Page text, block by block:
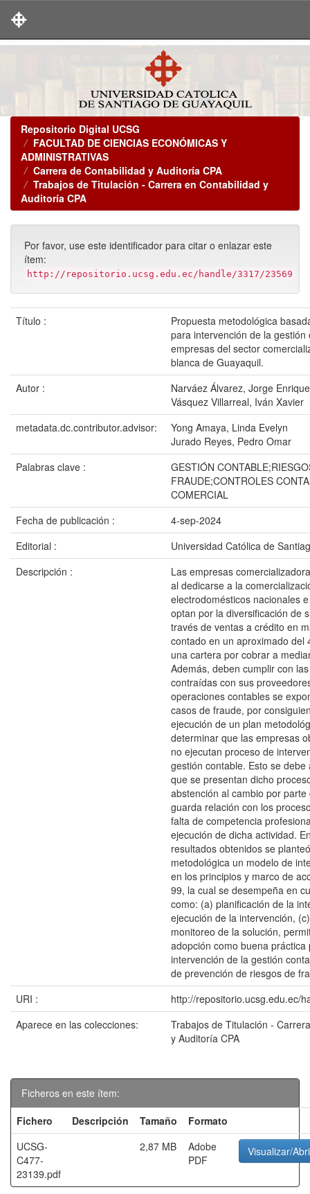
Repositorio Digital UCSG
FACULTAD DE CIENCIAS ECONÓMICAS Y
ADMINISTRATIVAS
Carrera de Contabilidad y Auditoría CPA
Trabajos de Titulación - Carrera en Contabilidad y
Auditoría CPA
Por favor, use este identificador para citar o enlazar este
ítem:
http://repositorio.ucsg.edu.ec/handle/3317/23569
Título :
Propuesta metodológica
para intervención de la gestión
empresas del sector
blanca de Guayaquil.
Autor :
Narváez Álvarez, Jorge Enrique
Vásquez Villarreal, Iván Xavier
metadata.dc.contributor.advisor:
Yong Amaya, Linda Evelyn
Jurado Reyes, Pedro Omar
Palabras clave :
GESTIÓN
FRAUDE;CONTROLES
COMERCIAL
Fecha de publicación :
4-sep-2024
Editorial :
Universidad Católica de
Descripción :
Las empresas
al dedicarse a la
electrodomésticos nacionales
optan por la diversificación de
través de ventas a crédito en
contado en un aproximado del
una cartera por cobrar a
Además, deben cumplir con
contraídas con sus
operaciones contables se
casos de fraude, por
ejecución de un plan
determinar que las empresas
no ejecutan proceso de
gestión contable. Esto se debe
que se presentan dicho
abstención al cambio por
guarda relación con los
falta de competencia
ejecución de dicha actividad.
resultados obtenidos se
metodológica un modelo de
en los principios y marco de
99, la cual se desempeña en
como: (a) planificación de la
ejecución de la intervención,
monitoreo de la solución,
adopción como buena práctica
intervención de la gestión
de prevención de riesgos de
URI :
http://repositorio.ucsg.edu.ec/
Aparece en las colecciones:
Trabajos de Titulación -
y Auditoría CPA
Ficheros en este ítem:
Fichero
Descripción Tamaño
Formato
UCSG-
C477-
23139.pdf
2,87 MB
Adobe
PDF
Visualizar/